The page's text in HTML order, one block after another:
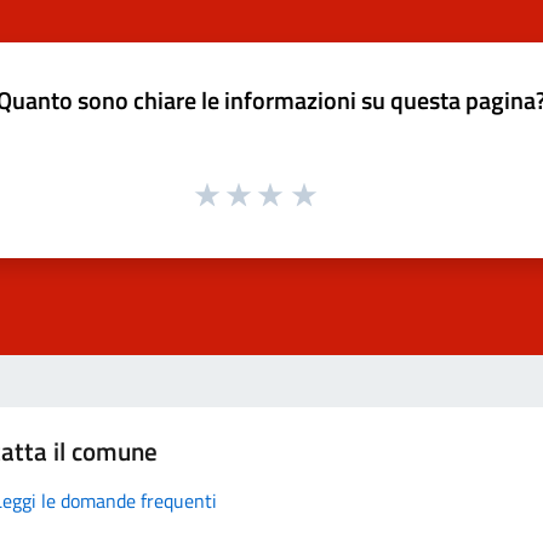
sono chiare le informazioni su questa
il comune
le domande frequenti